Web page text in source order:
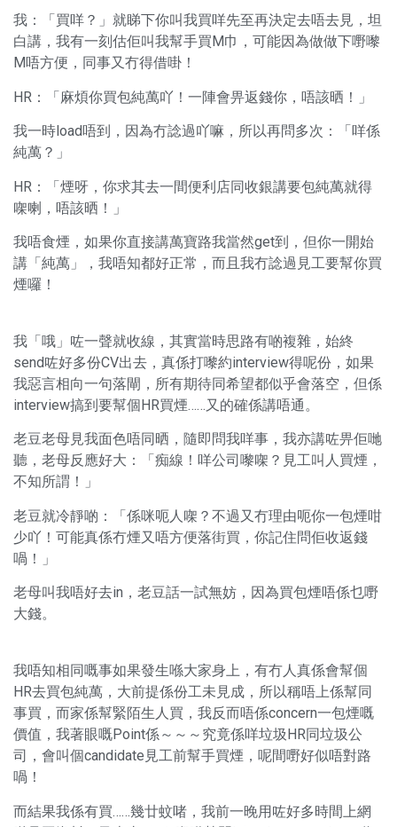
我：「買咩？」就睇下你叫我買咩先至再決定去唔去見，坦
白講，我有一刻估佢叫我幫手買M巾，可能因為做做下嘢嚟
M唔方便，同事又冇得借啩！
HR：「麻煩你買包純萬吖！一陣會畀返錢你，唔該晒！」
我一時load唔到，因為冇諗過吖嘛，所以再問多次：「咩係
純萬？」
HR：「煙呀，你求其去一間便利店同收銀講要包純萬就得
㗎喇，唔該晒！」
我唔食煙，如果你直接講萬寶路我當然get到，但你一開始
講「純萬」，我唔知都好正常，而且我冇諗過見工要幫你買
煙囉！
我「哦」咗一聲就收線，其實當時思路有啲複雜，始終
send咗好多份CV出去，真係打嚟約interview得呢份，如果
我惡言相向一句落閘，所有期待同希望都似乎會落空，但係
interview搞到要幫個HR買煙……又的確係講唔通。
老豆老母見我面色唔同晒，隨即問我咩事，我亦講咗畀佢哋
聽，老母反應好大：「痴線！咩公司嚟㗎？見工叫人買煙，
不知所謂！」
老豆就冷靜啲：「係咪呃人㗎？不過又冇理由呃你一包煙咁
少吖！可能真係冇煙又唔方便落街買，你記住問佢收返錢
喎！」
老母叫我唔好去in，老豆話一試無妨，因為買包煙唔係乜嘢
大錢。
我唔知相同嘅事如果發生喺大家身上，有冇人真係會幫個
HR去買包純萬，大前提係份工未見成，所以稱唔上係幫同
事買，而家係幫緊陌生人買，我反而唔係concern一包煙嘅
價值，我著眼嘅Point係～～～究竟係咩垃圾HR同垃圾公
司，會叫個candidate見工前幫手買煙，呢間嘢好似唔對路
喎！
而結果我係有買……幾廿蚊啫，我前一晚用咗好多時間上網